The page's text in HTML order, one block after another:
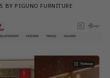
BY PIGUNO FURNITURE